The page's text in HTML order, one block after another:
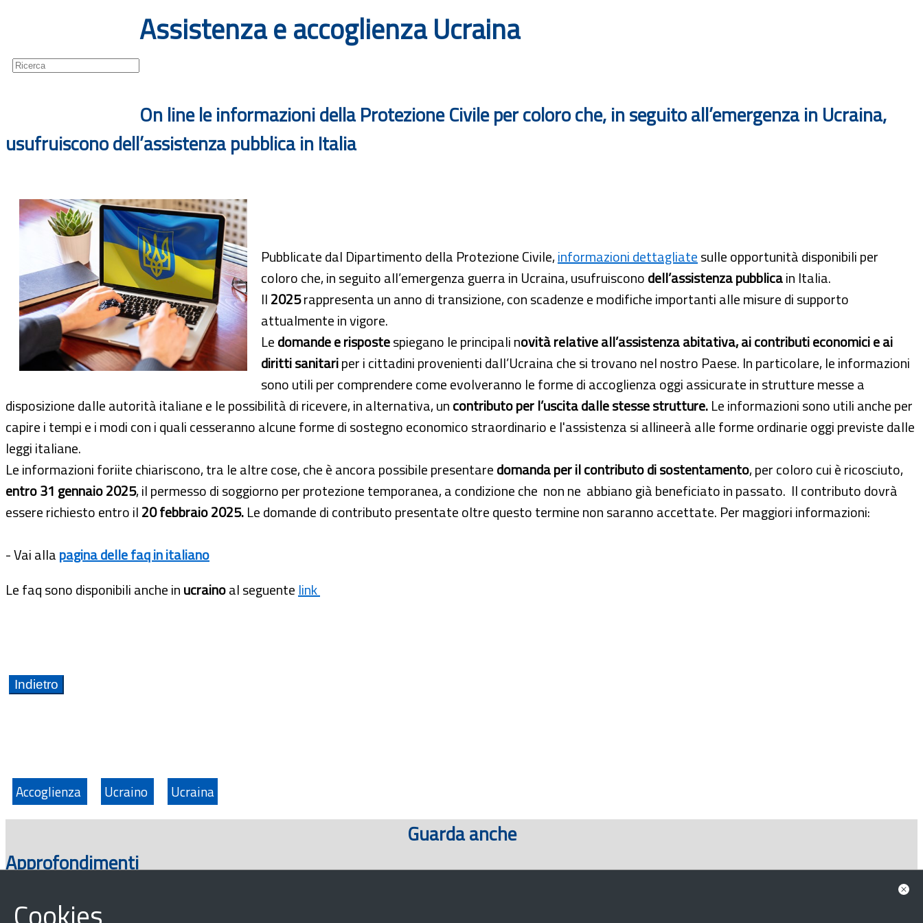
Assistenza e accoglienza Ucraina
On line le informazioni della Protezione Civile per coloro che, in seguito all’emergenza in Ucraina,
usufruiscono dell’assistenza pubblica in Italia
Pubblicate dal Dipartimento della Protezione Civile,informazioni dettagliatesulle opportunità disponibili per
coloro che, in seguito all’emergenza guerra in Ucraina, usufruisconodell’assistenza pubblicain Italia.
Il2025rappresenta un anno di transizione, con scadenze e modifiche importanti alle misure di supporto
attualmente in vigore.
Ledomande e rispostespiegano le principali novità relative all’assistenza abitativa,ai contributi economici e ai
diritti sanitariper i cittadini provenienti dall’Ucraina che si trovano nel nostro Paese. In particolare, le informazioni
sono utili per comprendere come evolveranno le forme di accoglienza oggi assicurate in strutture messe a
disposizione dalle autorità italiane e le possibilità di ricevere, in alternativa, uncontributo per l’uscita dalle stesse strutture.Le informazioni sono utili anche per
capire i tempi e i modi con i quali cesseranno alcune forme di sostegno economico straordinario e l'assistenza si allineerà alle forme ordinarie oggi previste dalle
leggi italiane.
Le informazioni foriite chiariscono, tra le altre cose, che è ancora possibile presentaredomanda per il contributo di sostentamento, per coloro cui è ricosciuto,
entro 31 gennaio 2025, il permesso di soggiorno per protezione temporanea, a condizione che non ne abbiano già beneficiato in passato. Il contributo dovrà
essere richiesto entro il20 febbraio 2025.Le domande di contributo presentate oltre questo termine non saranno accettate. Per maggiori informazioni:
- Vai allapagina delle faq in italiano
Le faq sono disponibili anche inucrainoal seguente link
Accoglienza Ucraino Ucraina
Guarda anche
Approfondimenti